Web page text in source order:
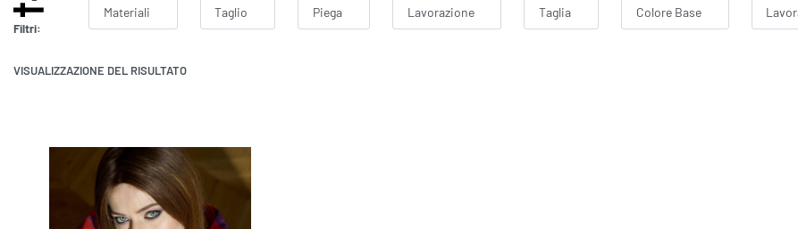
Filtri:
Materiali Taglio Piega Lavorazione Taglia Colore Base
VISUALIZZAZIONE DEL RISULTATO